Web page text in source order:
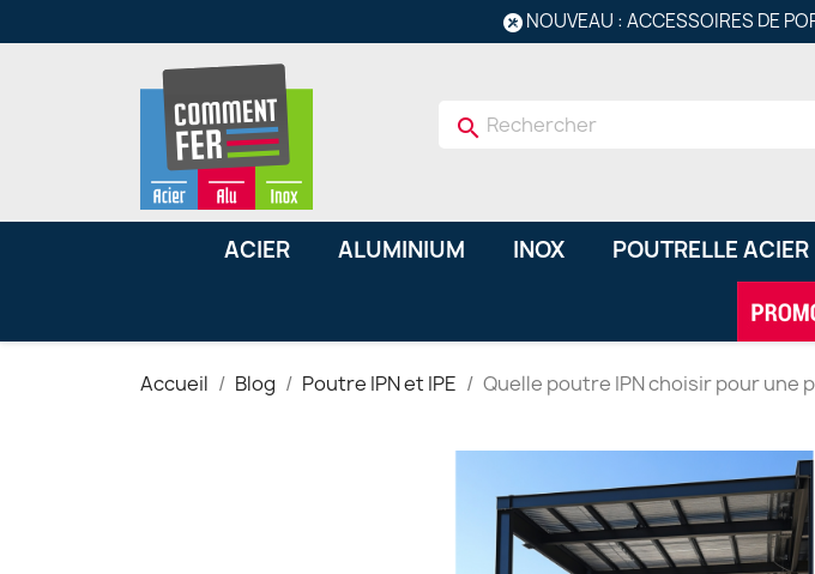
NOUVEAU : ACCESSOIRES DE
search
ACIER ALUMINIUM INOX POUTRELLE ACIER
Accueil Blog Poutre IPN et IPE Quelle poutre IPN choisir pour une